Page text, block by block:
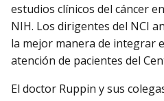
estudios clínicos del cáncer
NIH. Los dirigentes del NCI
la mejor manera de integrar
atención de pacientes del
El doctor Ruppin y sus